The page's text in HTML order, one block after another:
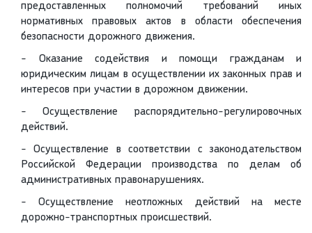
предоставленных полномочий требований иных
нормативных правовых актов в области обеспечения
безопасности дорожного движения.
- Оказание содействия и помощи гражданам и
юридическим лицам в осуществлении их законных прав и
интересов при участии в дорожном движении.
- Осуществление распорядительно-регулировочных
действий.
- Осуществление в соответствии с законодательством
Российской Федерации производства по делам об
административных правонарушениях.
- Осуществление неотложных действий на месте
дорожно-транспортных происшествий.